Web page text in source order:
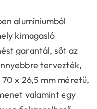
alumíniumból
kimagasló
garantál, sőt az
tervezték,
70 x 26,5 mm méretű,
valamint egy